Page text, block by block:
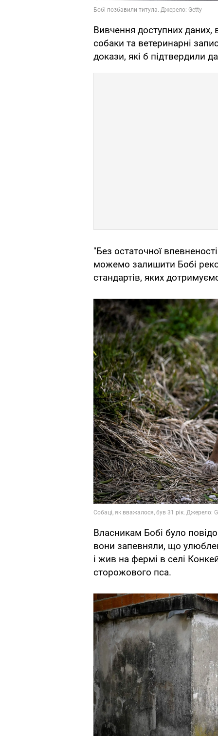
Вивчення доступних
собаки та ветеринарні
докази, які б підтвердили
"Без остаточної
можемо залишити Бобі
стандартів, яких
Власникам Бобі було
вони запевняли, що
і жив на фермі в селі
сторожового пса.